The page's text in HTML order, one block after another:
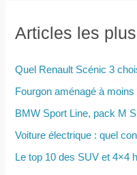
e
c
:
Articles les
Quel Renault Scénic 3
Fourgon aménagé à
BMW Sport Line, pack M
Voiture électrique : quel
Le top 10 des SUV et 4×4